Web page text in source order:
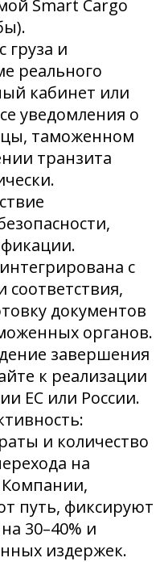
Smart Cargo
груза и
реального
кабинет или
уведомления о
таможенном
транзита
с
документов
органов.
завершения
к реализации
ЕС или России.
и количество
на
путь, фиксируют
30–40% и
издержек.